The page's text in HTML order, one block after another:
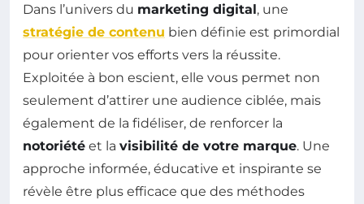
Dans l’univers du marketing digital, une
stratégie de contenu bien définie est primordial
pour orienter vos efforts vers la réussite.
Exploitée à bon escient, elle vous permet non
seulement d’attirer une audience ciblée, mais
également de la fidéliser, de renforcer la
notoriété et la visibilité de votre marque. Une
approche informée, éducative et inspirante se
révèle être plus efficace que des méthodes